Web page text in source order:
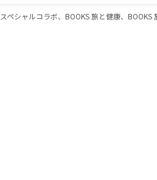
シャルコラボ、BOOKS 旅と健康、BOOKS